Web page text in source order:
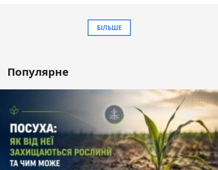
БІЛЬШЕ
Популярне